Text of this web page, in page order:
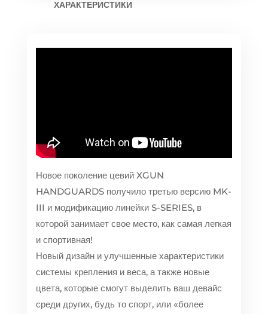
ХАРАКТЕРИСТИКИ
Новое поколение цевий XGUN
HANDGUARDS получило третью версию MK-
III и модификацию линейки S-SERIES, в
которой занимает свое место, как самая легкая
и спортивная!
Новый дизайн и улучшенные характеристики
системы крепления и веса, а также новые
цвета, которые смогут выделить ваш девайс
среди других, будь то спорт, или «более